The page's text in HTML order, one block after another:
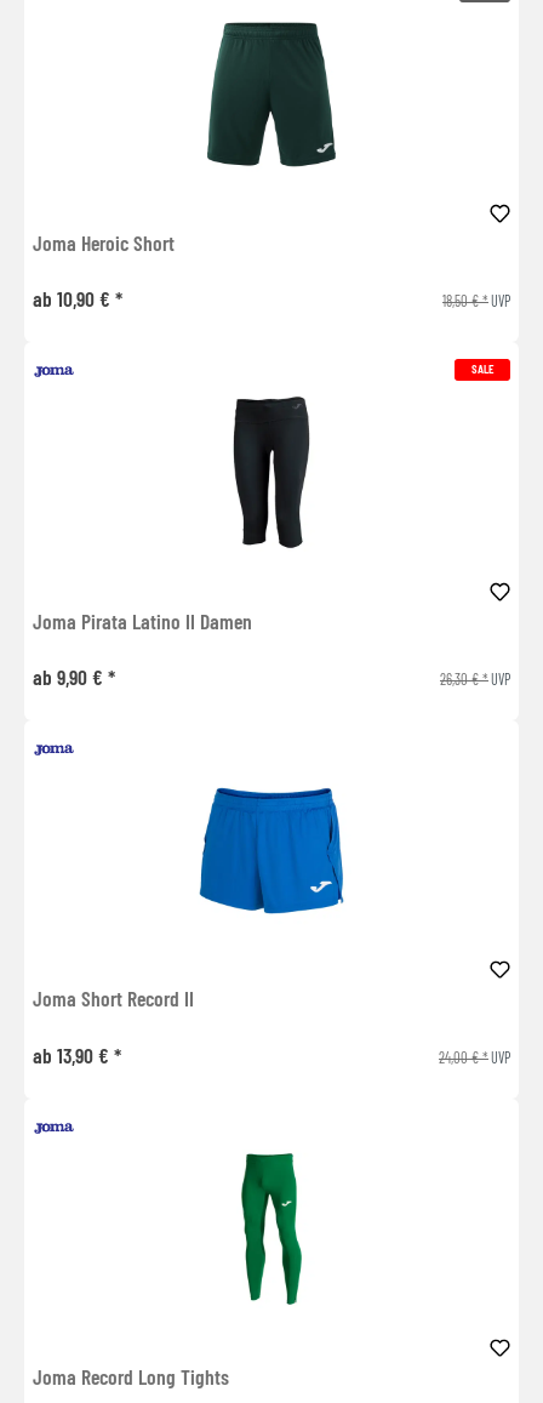
Joma Heroic Short
ab 10,90 € * 18,50 € *UVP
SALE
Joma Pirata Latino II Damen
ab 9,90 € * 26,30 € *UVP
Joma Short Record II
ab 13,90 € * 24,00 € *UVP
Joma Record Long Tights